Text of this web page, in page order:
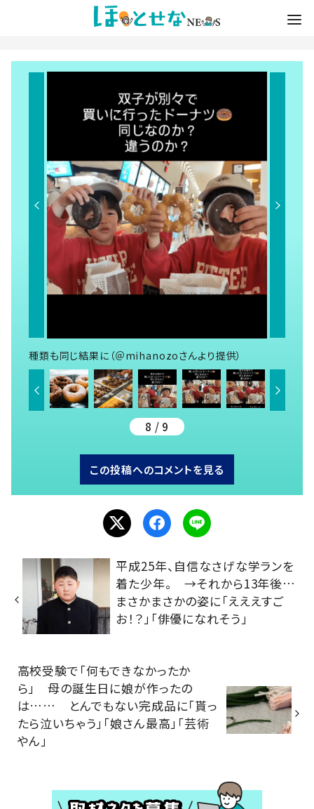
種類も同じ結果に（＠mihanozoさんより提供）
8 / 9
この投稿へのコメントを見る
平成25年、自信なさげな学ランを
着た少年。 →それから13年後…
まさかまさかの姿に「えええすご
お！？」「俳優になれそう」
高校受験で「何もできなかったか
ら」 母の誕生日に娘が作ったの
は…… とんでもない完成品に「貰っ
たら泣いちゃう」「娘さん最高」「芸術
やん」